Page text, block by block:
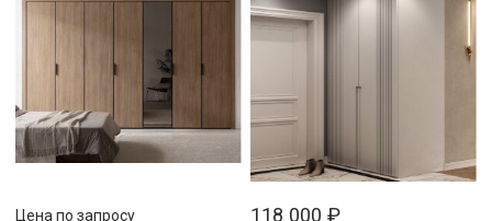
Цена по запросу
118 000₽